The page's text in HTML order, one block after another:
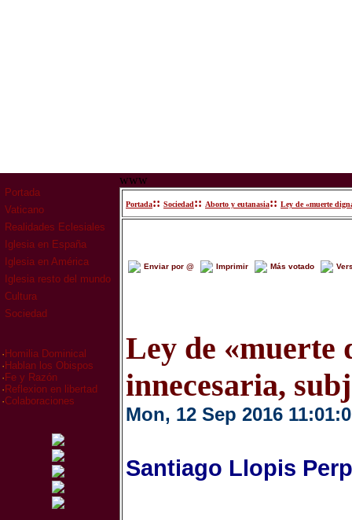
Portada
Vaticano
Realidades Eclesiales
Iglesia en España
Iglesia en América
Iglesia resto del mundo
Cultura
Sociedad
· Homilia Dominical
· Hablan los Obispos
· Fe y Razón
· Reflexion en libertad
·Colaboraciones
www
Portada:: Sociedad:: Aborto y eutanasia:: Ley de «muerte
Enviar por @ Imprimir Más votado
Ley de «muerte
innecesaria,
Mon, 12 Sep 2016
Santiago Llopis